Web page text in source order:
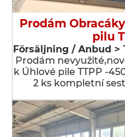
Prodám
pilu
Försäljning / Anbud
Prodám
k Úhlové pile TTPP -
2 ks kompletní